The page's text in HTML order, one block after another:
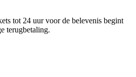
tot 24 uur voor de belevenis begint
terugbetaling.